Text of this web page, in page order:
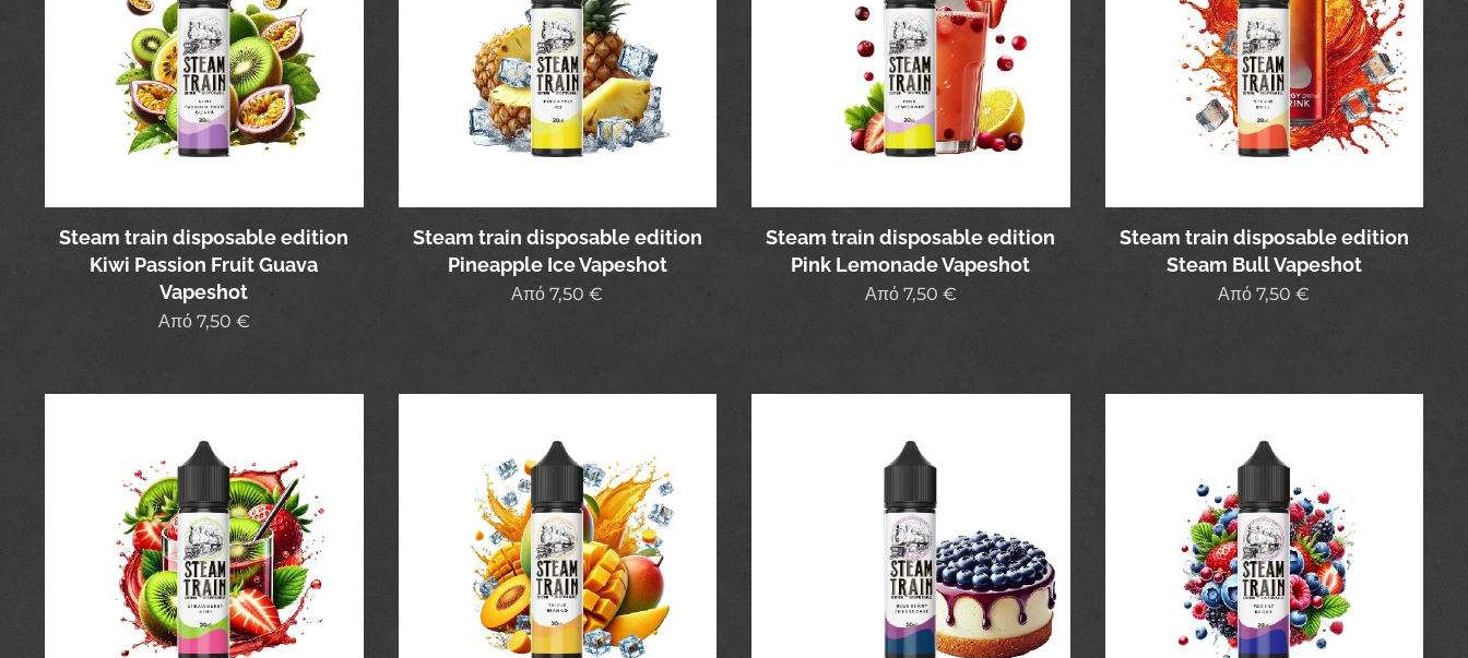
Steam train disposable edition
Kiwi Passion Fruit Guava
Vapeshot
Από 7,50 €
Steam train disposable edition
Pineapple Ice Vapeshot
Από7,50 €
Steam train disposable edition
Pink Lemonade Vapeshot
Από 7,50 €
Steam train disposable edition
Steam Bull Vapeshot
Από7,50 €